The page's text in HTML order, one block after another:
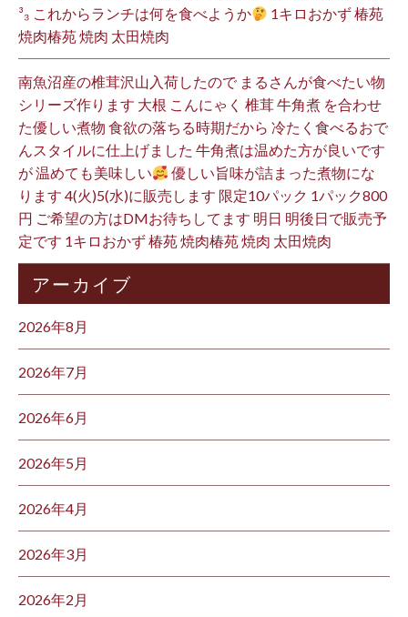
³₃ これからランチは何を食べようか
1キロおかず 椿苑
焼肉椿苑 焼肉 太田焼肉
南魚沼産の椎茸沢山入荷したので まるさんが食べたい物
シリーズ作ります 大根 こんにゃく 椎茸 牛角煮 を合わせ
た優しい煮物 食欲の落ちる時期だから 冷たく食べるおで
んスタイルに仕上げました 牛角煮は温めた方が良いです
が 温めても美味しい
優しい旨味が詰まった煮物にな
ります 4(火)5(水)に販売します 限定10パック 1パック800
円 ご希望の方はDMお待ちしてます 明日 明後日で販売予
定です 1キロおかず 椿苑 焼肉椿苑 焼肉 太田焼肉
アーカイブ
2026年8月
2026年7月
2026年6月
2026年5月
2026年4月
2026年3月
2026年2月